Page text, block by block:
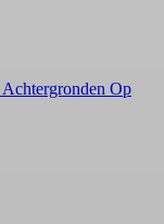
Achtergronden Op